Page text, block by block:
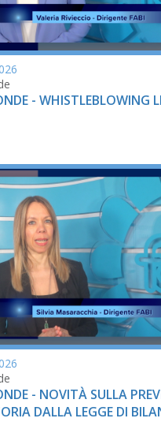
- WHISTLEBLOWING
- NOVITÀ SULLA
DALLA LEGGE DI